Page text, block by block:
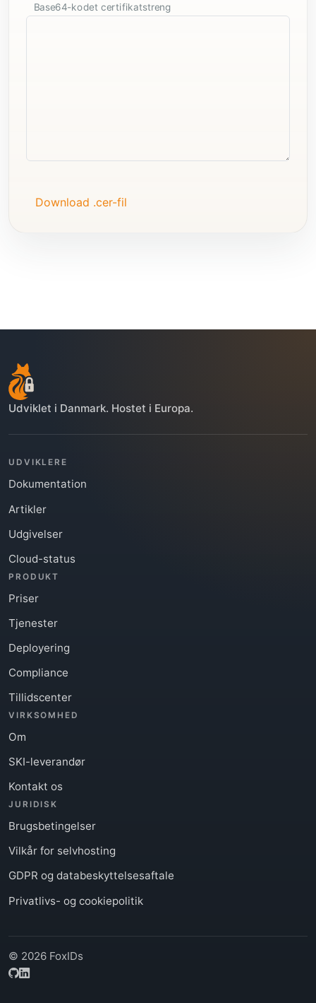
Base64-kodet certifikatstreng
Download .cer-fil
Udviklet i Danmark. Hostet i Europa.
UDVIKLERE
Dokumentation
Artikler
Udgivelser
Cloud-status
PRODUKT
Priser
Tjenester
Deployering
Compliance
Tillidscenter
VIRKSOMHED
Om
SKI-leverandør
Kontakt os
JURIDISK
Brugsbetingelser
Vilkår for selvhosting
GDPR og databeskyttelsesaftale
Privatlivs- og cookiepolitik
© 2026 FoxIDs
GitHub
LinkedIn